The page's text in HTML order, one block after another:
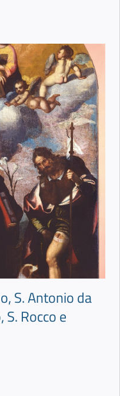
S. Antonio da
S. Rocco e